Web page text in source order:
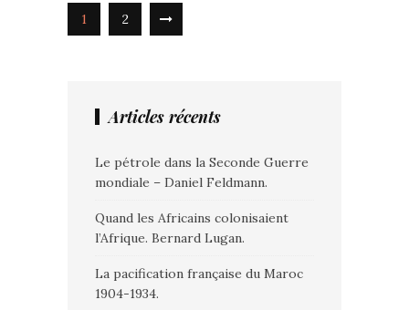
1 2
Articles récents
Le pétrole dans la Seconde Guerre
mondiale – Daniel Feldmann.
Quand les Africains colonisaient
l’Afrique. Bernard Lugan.
La pacification française du Maroc
1904-1934.